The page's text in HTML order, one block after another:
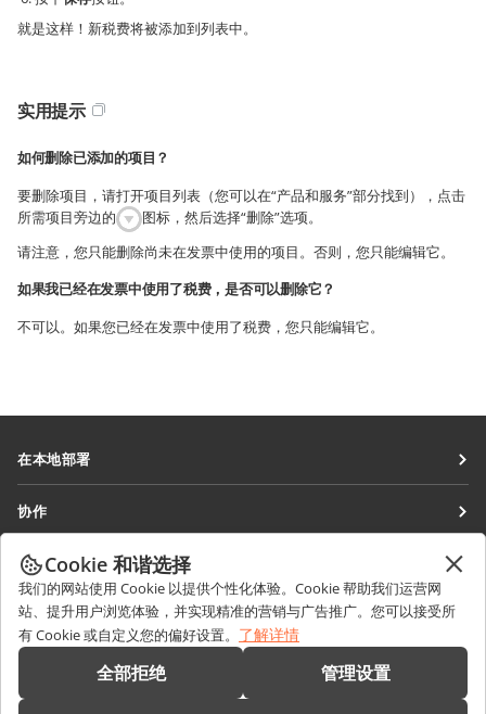
就是这样！新税费将被添加到列表中。
实用提示
如何删除已添加的项目？
要删除项目，请打开项目列表（您可以在“产品和服务”部分找到），点击
所需项目旁边的
图标，然后选择“删除”选项。
请注意，您只能删除尚未在发票中使用的项目。否则，您只能编辑它。
如果我已经在发票中使用了税费，是否可以删除它？
不可以。如果您已经在发票中使用了税费，您只能编辑它。
在本地部署
协作空间
工作区
连接器
桌面应用程序
移动应用程序
协作
针对翻译人员
针对博主
职位空缺
获取最新资讯
博客
获取帮助
论坛
销售相关问题
sales@onlyoffice.com
Cookie 和谐选择
我们的网站使用 Cookie 以提供个性化体验。Cookie 帮助我们运营网
站、提升用户浏览体验，并实现精准的营销与广告推广。您可以接受所
有 Cookie 或自定义您的偏好设置。 了解详情
全部拒绝 管理设置